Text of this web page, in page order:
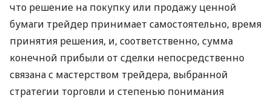
что решение на покупку или продажу ценной
бумаги трейдер принимает самостоятельно, время
принятия решения, и, соответственно, сумма
конечной прибыли от сделки непосредственно
связана с мастерством трейдера, выбранной
стратегии торговли и степенью понимания